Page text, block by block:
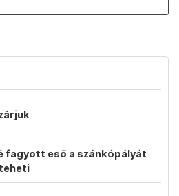
fagyott eső a szánkópályát